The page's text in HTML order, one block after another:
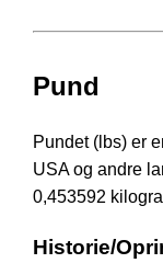
Pund
Pundet (lbs) er
USA og andre
0,453592
Historie/